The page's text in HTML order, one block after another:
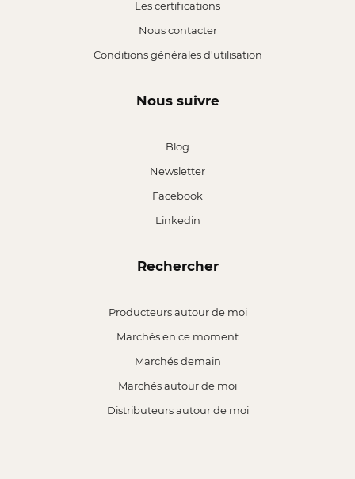
Les certifications
Nous contacter
Conditions générales d'utilisation
Nous suivre
Blog
Newsletter
Facebook
Linkedin
Rechercher
Producteurs autour de moi
Marchés en ce moment
Marchés demain
Marchés autour de moi
Distributeurs autour de moi